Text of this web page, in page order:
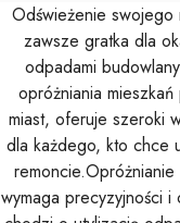
Odświeżenie swojego
zawsze gratka dla
odpadami
opróżniania
miast, oferuje szeroki
dla każdego, kto chce
wymaga precyzyjności